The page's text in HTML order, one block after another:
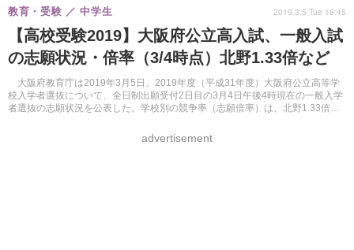
共通テスト 夏休み
8月開催イベント・WS 全国公立高校 過去問 人気記事
自由研究教材（小学生向け） 自由研究教材（中学生向け） ランキング
【高校受験2019】大阪府公立高入試、一般入試
の志願状況・倍率（3/4時点）北野1.33倍など
大阪府教育庁は2019年3月5日、2019年度（平成31年度）大阪府公立高等学
校入学者選抜について、全日制出願受付2日目の3月4日午後4時現在の一般入学
者選抜の志願状況を公表した。学校別の競争率（志願倍率）は、北野1.33倍、
教育・受験 中学生
advertisement
2019.3.5 Tue 18:45